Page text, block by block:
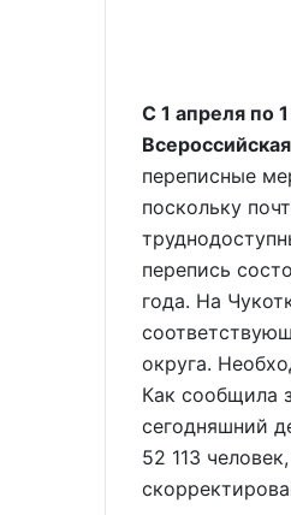
С 1 апреля по
переписные
поскольку
перепись
года. На
округа.
Как сообщила
сегодняшний
52 113